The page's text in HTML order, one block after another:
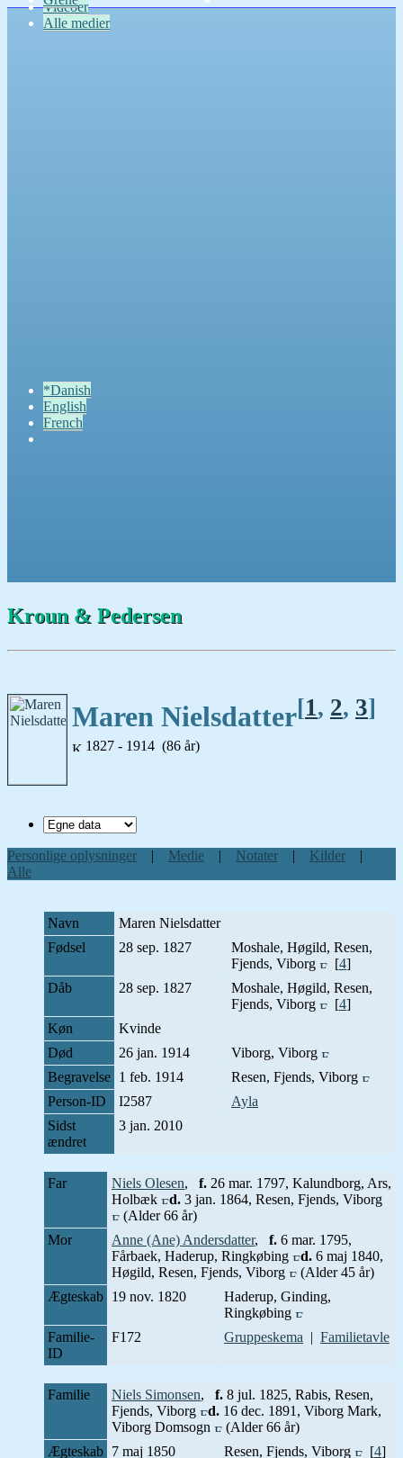
Videoer
Alle medier
*Danish
English
French
Kroun & Pedersen
Maren Nielsdatter[1, 2, 3]
1827 - 1914 (86 år)
Personlige oplysninger | Medie | Notater | Kilder |
Alle
Navn Maren Nielsdatter
Fødsel
28 sep. 1827
Moshale, Høgild, Resen,
Fjends, Viborg
[4]
Dåb
28 sep. 1827
Moshale, Høgild, Resen,
Fjends, Viborg
[4]
Køn
Kvinde
Død
26 jan. 1914
Viborg, Viborg
Begravelse 1 feb. 1914
Resen, Fjends, Viborg
Person-ID
I2587
Ayla
Sidst
ændret
3 jan. 2010
Far Niels Olesen, f. 26 mar. 1797, Kalundborg, Ars,
Holbæk
d. 3 jan. 1864, Resen, Fjends, Viborg
(Alder 66 år)
Mor
Anne (Ane) Andersdatter, f. 6 mar. 1795,
Fårbaek, Haderup, Ringkøbing
d. 6 maj 1840,
Høgild, Resen, Fjends, Viborg
(Alder 45 år)
Ægteskab 19 nov. 1820
Haderup, Ginding,
Ringkøbing
Familie-
ID
F172 Gruppeskema | Familietavle
Familie Niels Simonsen, f. 8 jul. 1825, Rabis, Resen,
Fjends, Viborg
d. 16 dec. 1891, Viborg Mark,
Viborg Domsogn
(Alder 66 år)
Ægteskab 7 maj 1850 Resen, Fjends, Viborg [4]